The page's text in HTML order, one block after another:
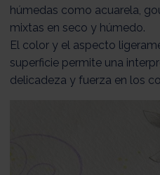
húmedas como acuarela,
mixtas en seco y húmedo.
El color y el aspecto
superficie permite una
delicadeza y fuerza en los